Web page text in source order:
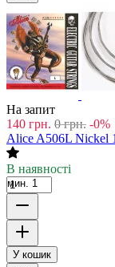
На запит
140 грн. 0 грн. -0%
Alice A506L Nickel
В наявності
мин. 1
У кошик